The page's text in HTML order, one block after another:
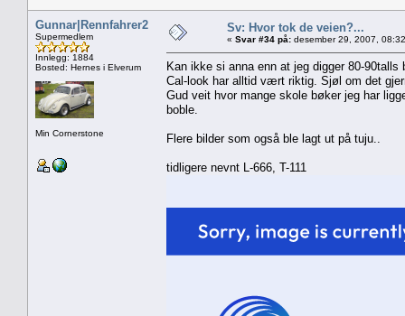
Gunnar|Rennfahrer2
Supermedlem
Innlegg: 1884
Bosted: Hernes i Elverum
Min Cornerstone
Sv: Hvor tok de veien?...
« Svar #34 på: desember 29, 2007,
Kan ikke si anna enn at jeg digger 80-90talls
Cal-look har alltid vært riktig. Sjøl om det
Gud veit hvor mange skole bøker jeg har
boble.
Flere bilder som også ble lagt ut på tuju..
tidligere nevnt L-666, T-111